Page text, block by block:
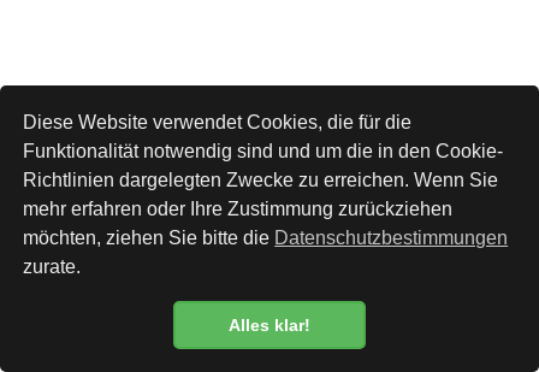
Datenschutzbestimmung
Diese Website verwendet Cookies, die für die
Funktionalität notwendig sind und um die in den Cookie-
Richtlinien dargelegten Zwecke zu erreichen. Wenn Sie
mehr erfahren oder Ihre Zustimmung zurückziehen
möchten, ziehen Sie bitte die Datenschutzbestimmungen
zurate.
Alles klar!